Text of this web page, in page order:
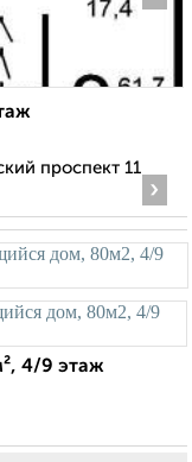
проспект 11
›
4/9 этаж